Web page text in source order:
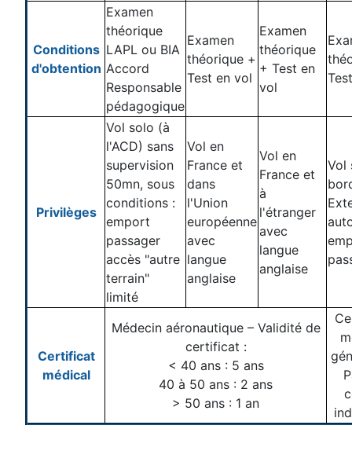
Conditions
d'obtention
Examen
théorique
LAPL ou BIA
Accord
Responsable
pédagogique
Examen
théorique +
Test en vol
Examen
théorique
+ Test en
vol
Privilèges
Vol solo (à
l'ACD) sans
supervision
50mn, sous
conditions :
emport
passager
accès "autre
terrain"
limité
Vol en
France et
dans
l'Union
européenne
avec
langue
anglaise
Vol en
France et
à
l'étranger
avec
langue
anglaise
Vol
Certificat
médical
Médecin aéronautique – Validité de
certificat :
< 40 ans : 5 ans
40 à 50 ans : 2 ans
> 50 ans : 1 an